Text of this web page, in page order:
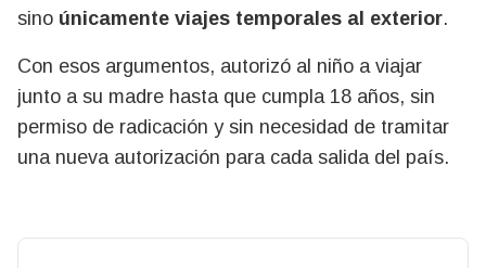
sino únicamente viajes temporales al exterior.
Con esos argumentos, autorizó al niño a viajar
junto a su madre hasta que cumpla 18 años, sin
permiso de radicación y sin necesidad de tramitar
una nueva autorización para cada salida del país.